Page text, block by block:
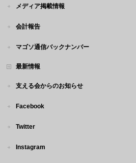
メディア掲載情報
会計報告
マゴソ通信バックナンバー
最新情報
支える会からのお知らせ
Facebook
Twitter
Instagram